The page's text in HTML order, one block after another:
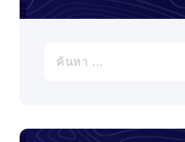
ค้นหา
สำหรับ: